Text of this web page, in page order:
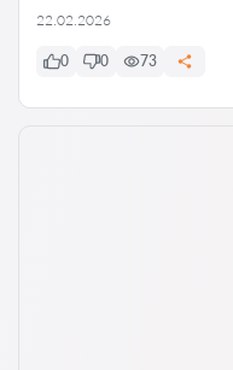
22.02.2026
0 0 73